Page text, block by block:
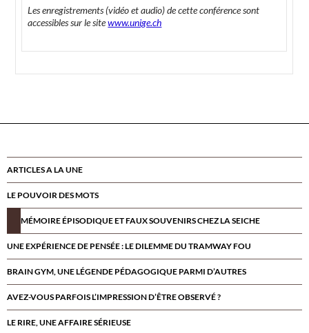
Les enregistrements (vidéo et audio) de cette conférence sont
accessibles sur le sitewww.unige.ch
ARTICLES A LA UNE
LE POUVOIR DES MOTS
MÉMOIRE ÉPISODIQUE ET FAUX SOUVENIRS CHEZ LA SEICHE
UNE EXPÉRIENCE DE PENSÉE : LE DILEMME DU TRAMWAY FOU
BRAIN GYM, UNE LÉGENDE PÉDAGOGIQUE PARMI D’AUTRES
AVEZ-VOUS PARFOIS L’IMPRESSION D’ÊTRE OBSERVÉ ?
LE RIRE, UNE AFFAIRE SÉRIEUSE